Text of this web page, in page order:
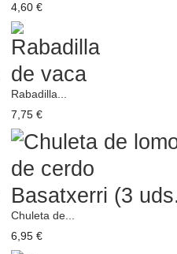
4,60 €
Rabadilla...
7,75 €
Chuleta de...
6,95 €